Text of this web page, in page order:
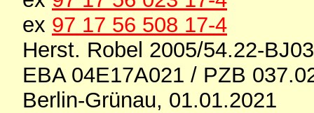
ex 97 17 56 508 17-4
Herst. Robel 2005/54.22-
EBA 04E17A021 / PZB
Berlin-Grünau, 01.01.2021